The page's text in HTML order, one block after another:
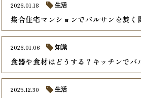
集合住宅マンションでバルサンを焚
2026.01.18 生活
食器や食材はどうする？キッチンでバ
2026.01.06 知識
2025.12.30 生活